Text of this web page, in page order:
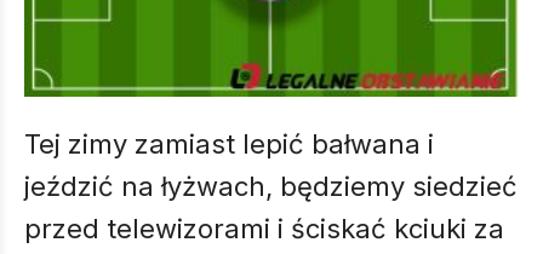
Tej zimy zamiast lepić bałwana i
jeździć na łyżwach, będziemy siedzieć
przed telewizorami i ściskać kciuki za